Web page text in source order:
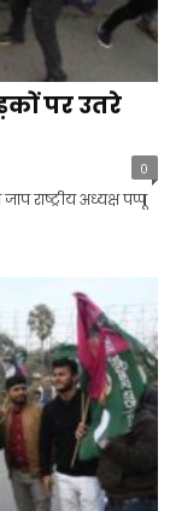
पर उतरे
0
राष्ट्रीय अध्यक्ष पप्पू